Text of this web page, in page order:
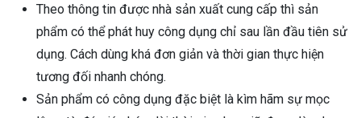
Theo thông tin được nhà sản xuất cung cấp thì sản
phẩm có thể phát huy công dụng chỉ sau lần đầu tiên sử
dụng. Cách dùng khá đơn giản và thời gian thực hiện
tương đối nhanh chóng.
Sản phẩm có công dụng đặc biệt là kìm hãm sự mọc